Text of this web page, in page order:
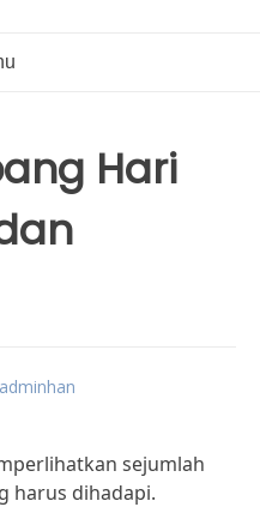
Hari
adminhan
sejumlah
harus dihadapi.